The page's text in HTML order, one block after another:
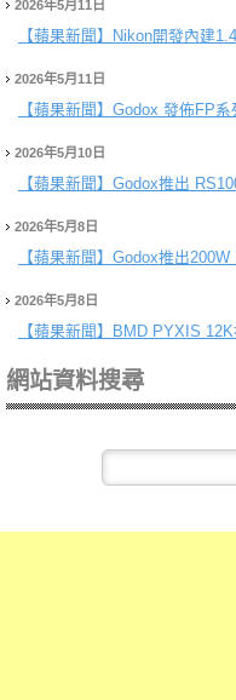
2026年5月11日
【蘋果新聞】 Nikon開發內建
2026年5月11日
【蘋果新聞】 Godox 發佈FP
2026年5月10日
【蘋果新聞】 Godox推出
2026年5月8日
【蘋果新聞】 Godox推出
2026年5月8日
【蘋果新聞】 BMD PYXIS
網站資料搜尋